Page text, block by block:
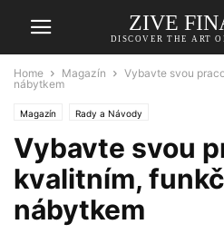
ZIVE
DISCOVER THE ART
Home Magazín
Vybavte svou
nábytkem
Magazín Rady a Návody
Vybavte svou
kvalitním,
nábytkem